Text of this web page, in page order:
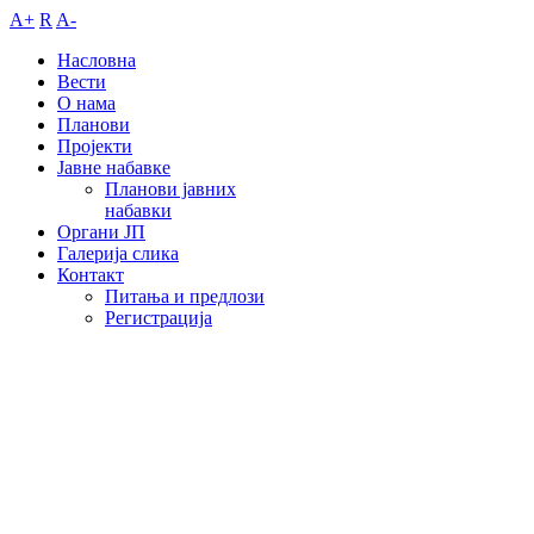
A+ R A-
Насловна
Вести
О нама
Планови
Пројекти
Јавне набавке
Планови јавних
набавки
Органи ЈП
Галерија слика
Контакт
Питања и предлози
Регистрација